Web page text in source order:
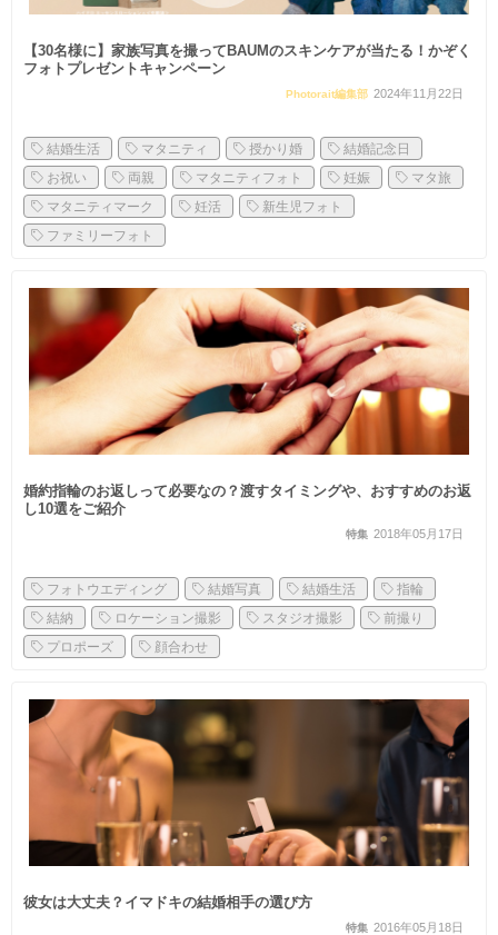
【30名様に】家族写真を撮ってBAUMのスキンケアが当たる！かぞく
フォトプレゼントキャンペーン
Photorait編集部 2024年11月22日
結婚生活 マタニティ 授かり婚
結婚記念日
お祝い
両親 マタニティフォト 妊娠
マタ旅
マタニティマーク
妊活
新生児フォト
ファミリーフォト
婚約指輪のお返しって必要なの？渡すタイミングや、おすすめのお返
し10選をご紹介
特集 2018年05月17日
フォトウエディング 結婚写真 結婚生活
指輪
結納
ロケーション撮影 スタジオ撮影
前撮り
プロポーズ
顔合わせ
彼女は大丈夫？イマドキの結婚相手の選び方
特集 2016年05月18日